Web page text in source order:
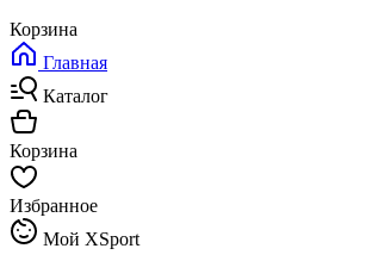
Корзина
Главная
Каталог
Корзина
Избранное
Мой XSport